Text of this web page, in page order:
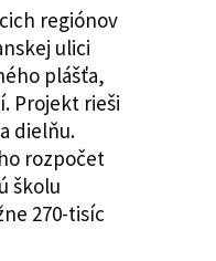
regiónov
ulici
plášťa,
Projekt rieši
dielňu.
rozpočet
školu
270-tisíc